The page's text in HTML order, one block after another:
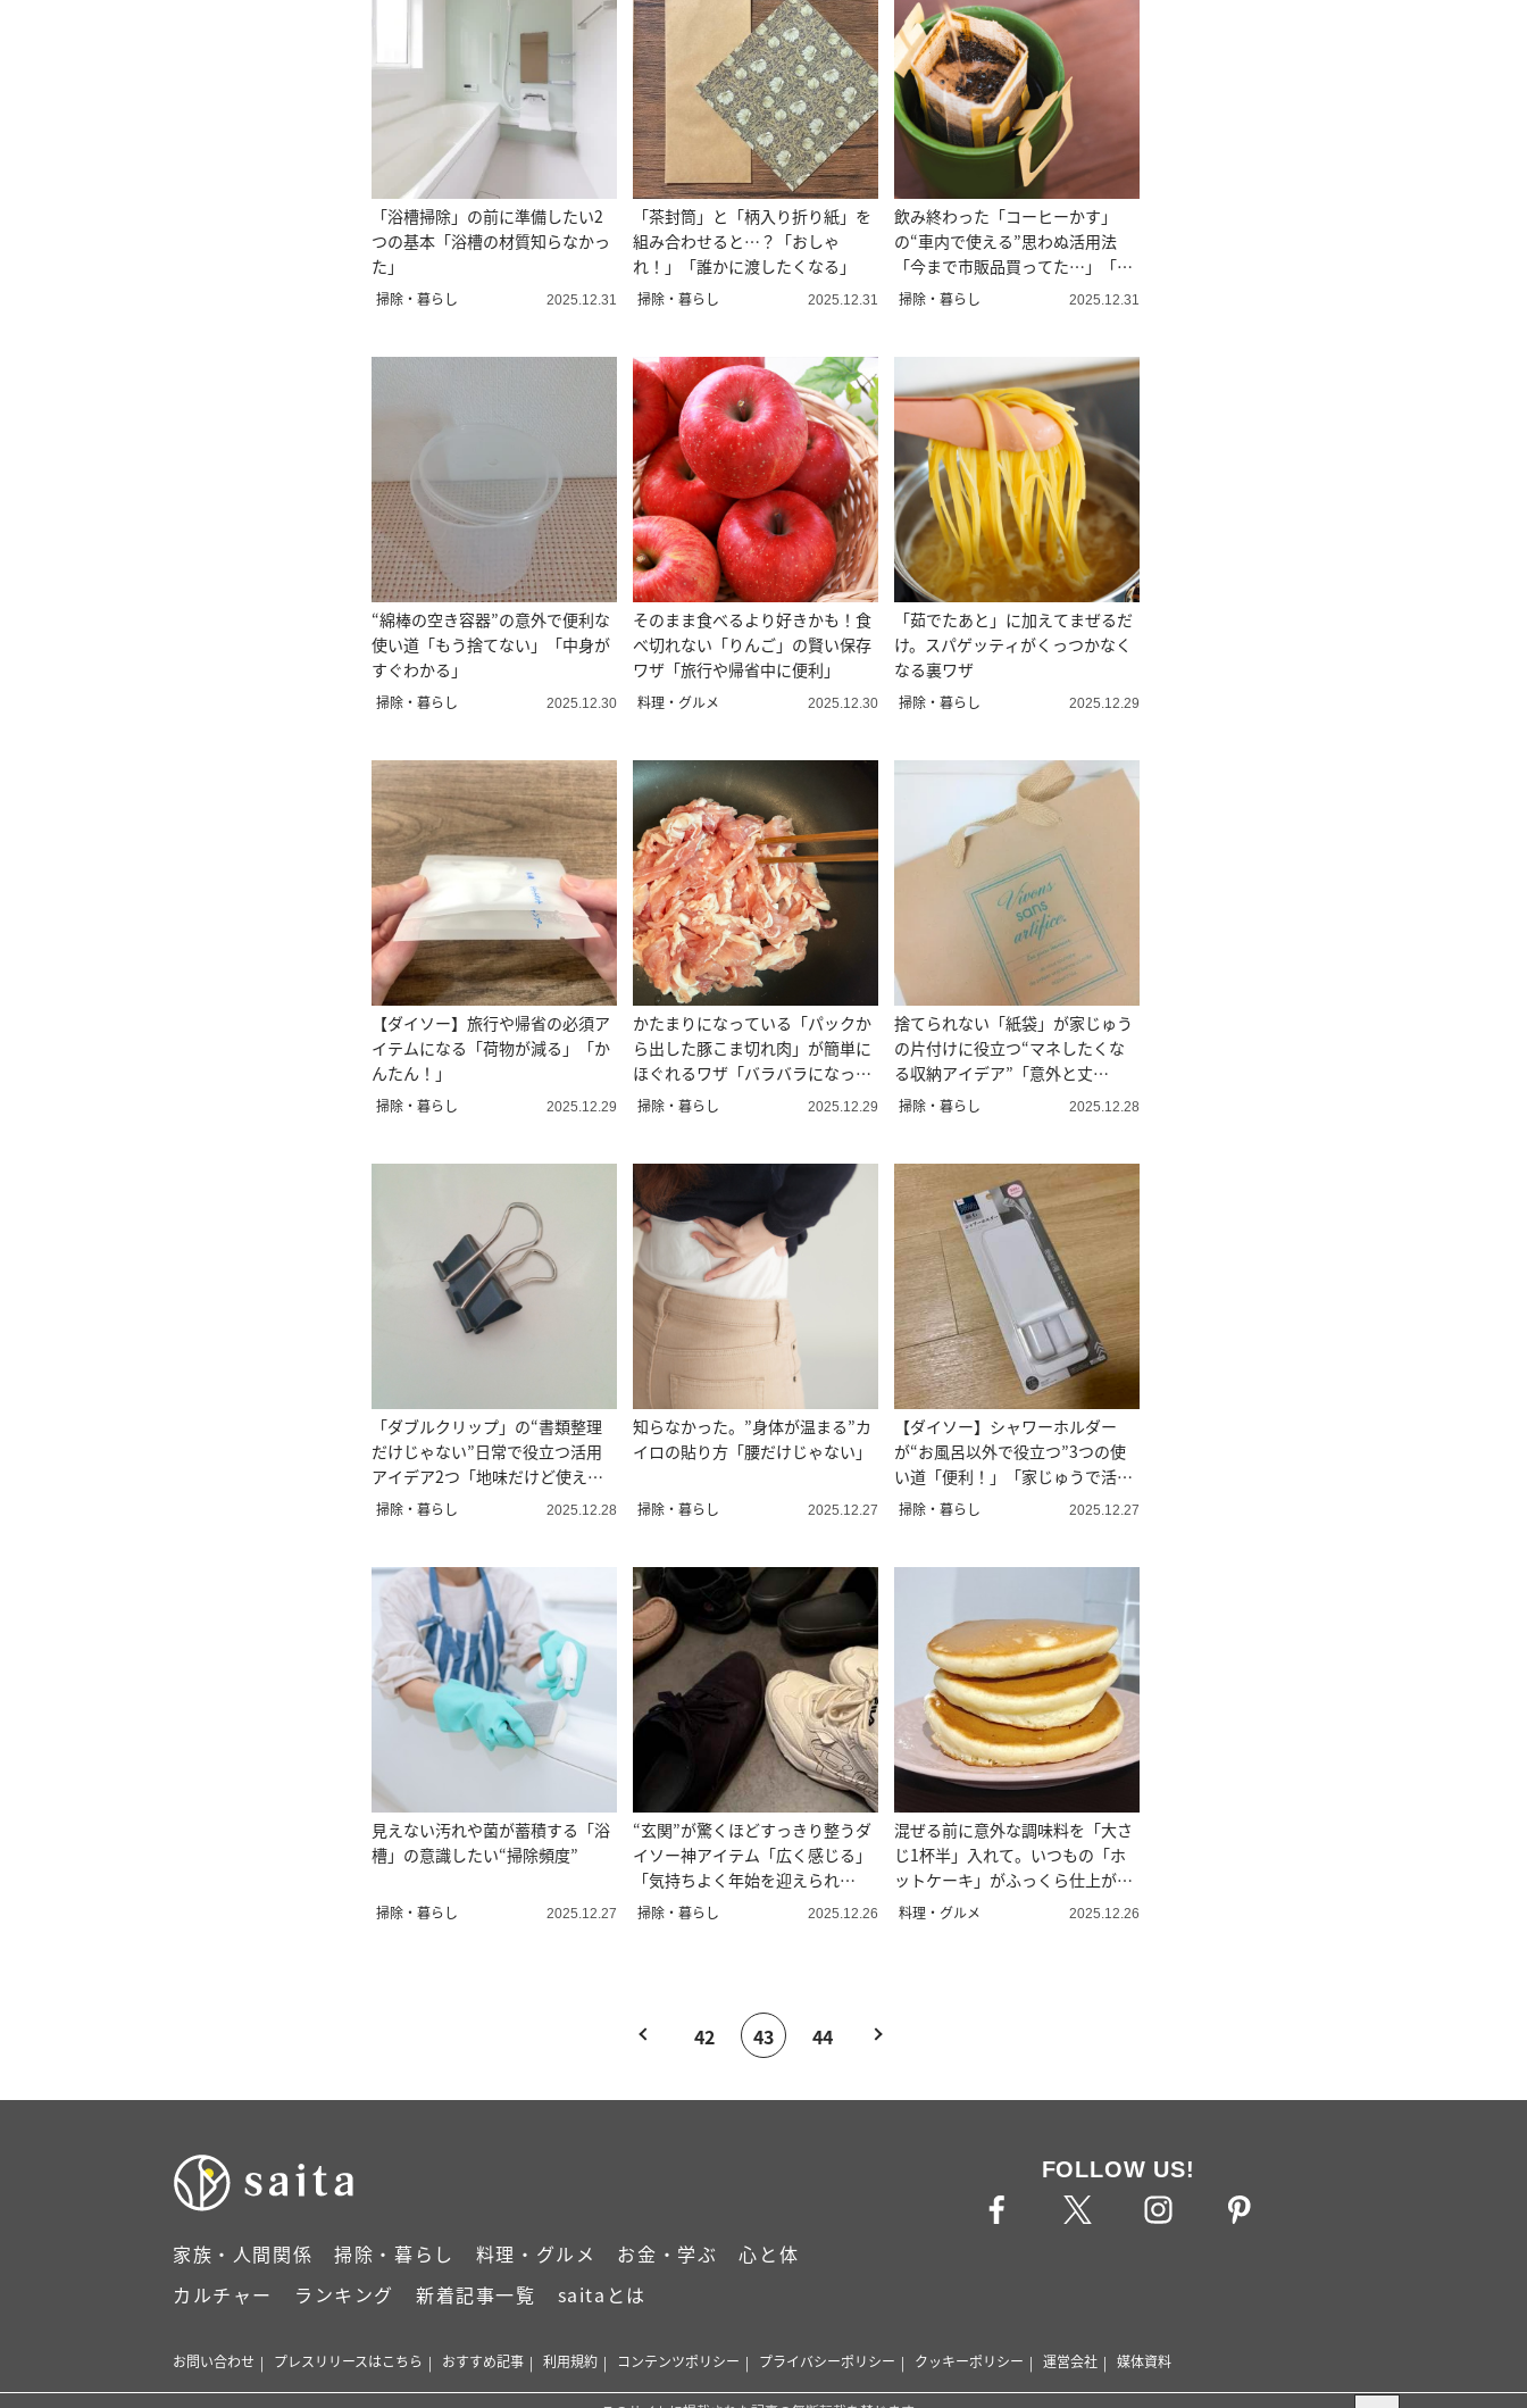
「浴槽掃除」の前に準備したい2
つの基本「浴槽の材質知らなかっ
た」
掃除・暮らし 2025.12.31
「茶封筒」と「柄入り折り紙」を
組み合わせると…？「おしゃ
れ！」「誰かに渡したくなる」
掃除・暮らし 2025.12.31
飲み終わった「コーヒーかす」
の“車内で使える”思わぬ活用法
「今まで市販品買ってた…」「置
いてみる」
掃除・暮らし 2025.12.31
“綿棒の空き容器”の意外で便利な
使い道「もう捨てない」「中身が
すぐわかる」
掃除・暮らし 2025.12.30
そのまま食べるより好きかも！食
べ切れない「りんご」の賢い保存
ワザ「旅行や帰省中に便利」
料理・グルメ 2025.12.30
「茹でたあと」に加えてまぜるだ
け。スパゲッティがくっつかなく
なる裏ワザ
掃除・暮らし 2025.12.29
【ダイソー】旅行や帰省の必須ア
イテムになる「荷物が減る」「か
んたん！」
掃除・暮らし 2025.12.29
かたまりになっている「パックか
ら出した豚こま切れ肉」が簡単に
ほぐれるワザ「バラバラになっ
た！」
掃除・暮らし 2025.12.29
捨てられない「紙袋」が家じゅう
の片付けに役立つ“マネしたくな
る収納アイデア”「意外と丈
夫！」
掃除・暮らし 2025.12.28
「ダブルクリップ」の“書類整理
だけじゃない”日常で役立つ活用
アイデア2つ「地味だけど使え
る！」
掃除・暮らし 2025.12.28
知らなかった。”身体が温まる”カ
イロの貼り方「腰だけじゃない」
掃除・暮らし 2025.12.27
【ダイソー】シャワーホルダー
が“お風呂以外で役立つ”3つの使
い道「便利！」「家じゅうで活
躍」
掃除・暮らし 2025.12.27
見えない汚れや菌が蓄積する「浴
槽」の意識したい“掃除頻度”
掃除・暮らし 2025.12.27
“玄関”が驚くほどすっきり整うダ
イソー神アイテム「広く感じる」
「気持ちよく年始を迎えられ
る！」
掃除・暮らし 2025.12.26
混ぜる前に意外な調味料を「大さ
じ1杯半」入れて。いつもの「ホ
ットケーキ」がふっくら仕上がる
裏ワザ
料理・グルメ 2025.12.26
42 43 44
家族・人間関係 掃除・暮らし 料理・グルメ お金・学ぶ
心と体
カルチャー
ランキング 新着記事一覧 saitaとは
FOLLOW US!
お問い合わせ プレスリリースはこちら おすすめ記事 利用規約 コンテンツポリシー プライバシーポリシー クッキーポリシー 運営会社 媒体資料